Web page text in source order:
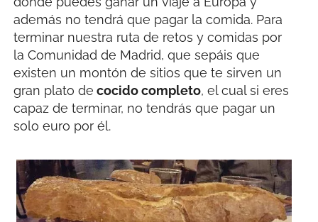
además no tendrá que pagar la comida. Para
terminar nuestra ruta de retos y comidas por
la Comunidad de Madrid, que sepáis que
existen un montón de sitios que te sirven un
gran plato de cocido completo, el cual si eres
capaz de terminar, no tendrás que pagar un
solo euro por él.